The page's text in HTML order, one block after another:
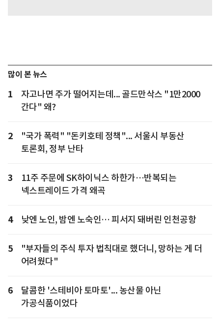
많이 본 뉴스
1
자고나면 주가 떨어지는데... 골드만삭스 "1만2000
간다" 왜?
2
"국가 폭력" "돈키호테 정책"... 서울시 부동산
토론회, 정부 난타
3
11주 주문에 SK하이닉스 하한가…반복되는
넥스트레이드 가격 왜곡
4 낮엔 노인, 밤엔 노숙인… 피서지 돼버린 인천공항
5
"부자들의 주식 투자 법칙대로 했더니, 망하는 게 더
어려웠다"
6
달콤한 '스테비아 토마토'... 농산물 아닌
가공식품이었다